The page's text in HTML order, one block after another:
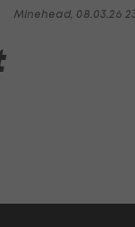
Minehead, 08.03.26